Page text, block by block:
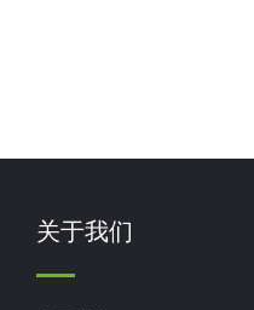
关于我们